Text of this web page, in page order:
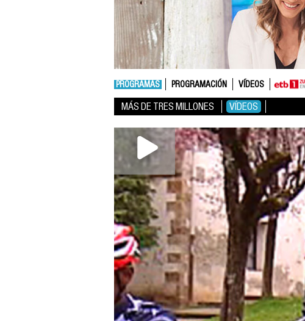
PROGRAMAS PROGRAMACIÓN VÍDEOS
MÁS DE TRES MILLONES VÍDEOS